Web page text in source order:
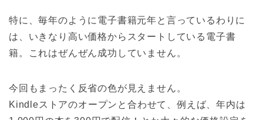
特に、毎年のように電子書籍元年と言っているわりに
は、いきなり高い価格からスタートしている電子書
籍。これはぜんぜん成功していません。
今回もまったく反省の色が見えません。
Kindleストアのオープンと合わせて、例えば、年内は